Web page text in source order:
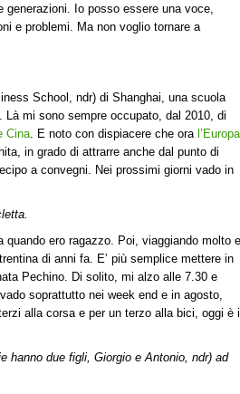
generazioni. Io posso essere una voce,
e problemi. Ma non voglio tornare a
School, ndr) di Shanghai, una scuola
mi sono sempre occupato, dal 2010, di
Cina . E noto con dispiacere che ora l’Europa
in grado di attrarre anche dal punto di
a convegni. Nei prossimi giorni vado in
quando ero ragazzo. Poi, viaggiando molto e
di anni fa. E’ più semplice mettere in
Pechino. Di solito, mi alzo alle 7.30 e
soprattutto nei week end e in agosto,
alla corsa e per un terzo alla bici, oggi è il
hanno due figli, Giorgio e Antonio, ndr) ad